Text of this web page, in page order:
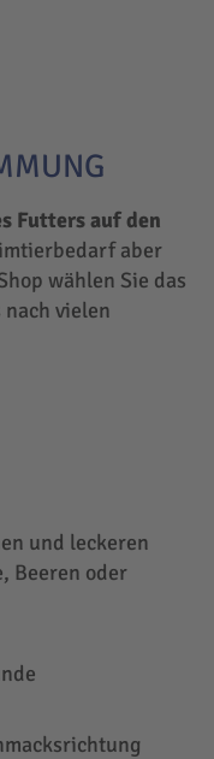
Futters auf den
aber
wählen Sie das
vielen
und leckeren
Beeren oder